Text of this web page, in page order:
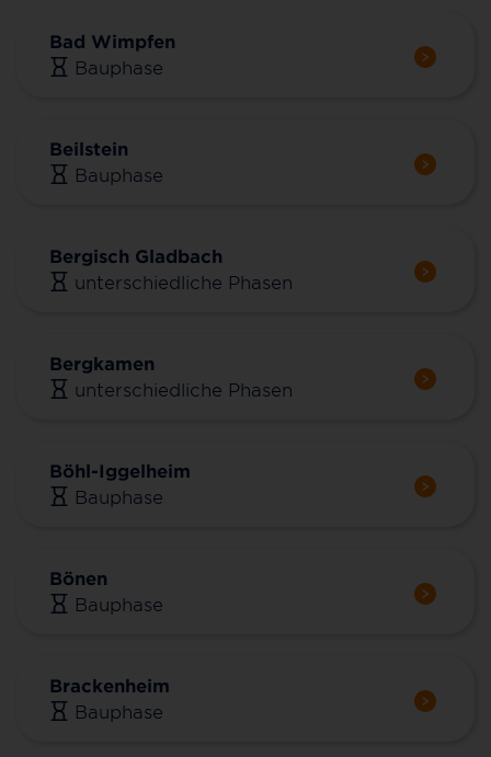
Bad Wimpfen
Bauphase
Beilstein
Bauphase
Bergisch Gladbach
unterschiedliche Phasen
Bergkamen
unterschiedliche Phasen
Böhl-Iggelheim
Bauphase
Bönen
Bauphase
Brackenheim
Bauphase